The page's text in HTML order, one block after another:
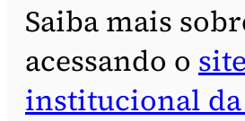
Saiba mais
acessando o site
institucional